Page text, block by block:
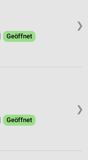
❯
Geöffnet
❯
Geöffnet